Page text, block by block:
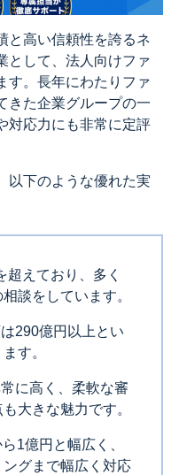
と高い信頼性を誇るネ
として、法人向けファ
す。長年にわたりファ
きた企業グループの一
対応力にも非常に定評
以下のような優れた実
えており、多く
談をしています。
290億円以上とい
す。
に高く、柔軟な審
大きな魅力です。
1億円と幅広く、
グまで幅広く対応